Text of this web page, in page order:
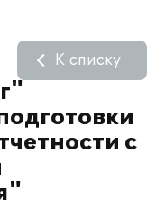
с
К списку